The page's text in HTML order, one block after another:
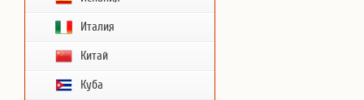
Италия
Китай
Куба